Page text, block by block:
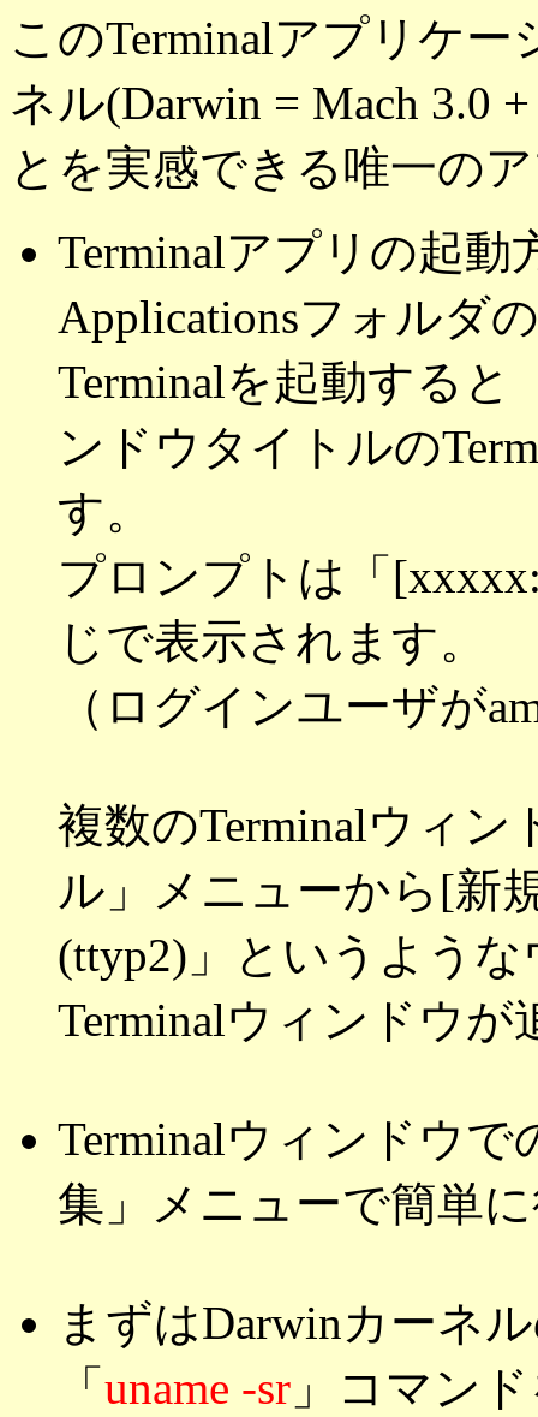
このTerminalアプリケ
ネル(Darwin = Mach 3.0
とを実感できる唯一の
Terminalアプリの起動
Applicationsフォルダ
Terminalを起動すると
ンドウタイトルの
す。
プロンプトは「
じで表示されます。
（ログインユーザが
複数のTerminalウィ
ル」メニューから[新
(ttyp2)」というよう
Terminalウィンドウ
Terminalウィンドウ
集」メニューで簡単
まずはDarwinカーネ
「 uname -sr 」コマン